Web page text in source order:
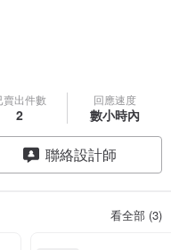
賣出件數
2
回應速度
數小時內
聯絡設計師
看全部 (3)